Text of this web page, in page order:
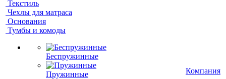
Текстиль
Чехлы для матраса
Основания
Тумбы и комоды
Беспружинные
Пружинные
Компания